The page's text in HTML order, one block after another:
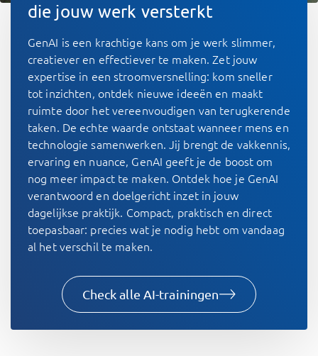
die jouw werk versterkt
GenAI is een krachtige kans om je werk slimmer,
creatiever en effectiever te maken. Zet jouw
expertise in een stroomversnelling: kom sneller
tot inzichten, ontdek nieuwe ideeën en maakt
ruimte door het vereenvoudigen van terugkerende
taken. De echte waarde ontstaat wanneer mens en
technologie samenwerken. Jij brengt de vakkennis,
ervaring en nuance, GenAI geeft je de boost om
nog meer impact te maken. Ontdek hoe je GenAI
verantwoord en doelgericht inzet in jouw
dagelijkse praktijk. Compact, praktisch en direct
toepasbaar: precies wat je nodig hebt om vandaag
al het verschil te maken.
Check alle AI-trainingen